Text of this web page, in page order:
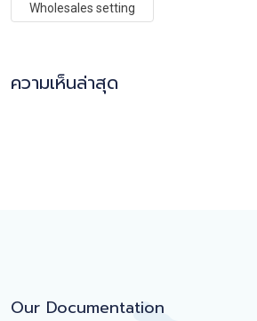
Wholesales setting
ความเห็นล่าสุด
Our Documentation